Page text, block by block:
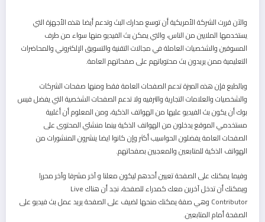
والآن قررت الشركة الأمريكية أن توسع مدارك البثوتدعم أيضا هذه الأجهزة التي
يستخدمها الملايين من الناس، والتي يمكن بث الفيديو منها سواء من طرف
المسوقين والشخصيات العاملة في مجالات التقنية والتسويق الإلكتروني والمحاضرات
التعليمية ممن يريدون بث محتوياتهم على صفحاتهم العامة.
وبالطبع فإن هذه الميزة تدعم الصفحات العامة فقط ومنها صفحات الشركات
والشخصيات والعلامات التجارية والترفيه ولا تدعم الصفحات الشخصية التي يفضل فيس
بوك أن يكون بث الفيديو عليها من الهواتف الذكية، ومن المعلوم أن أغلبية
مستخدمي الموقع يدخلون من الهواتف الذكية بينما منشئي المحتوى على
الصفحات العامة يفضلون الحواسيب أكثر وإن كانوا ايضا ينشرون المنشورات من
الهواتف الذكية للمتابعين والمعجبين بصفحاتهم.
وفيما يمكنك على الصفحة تعيين أحدهم ليكون معلنا و آخر مشرفا وآخر محررا
ويمكنك أن تدخل آخرين معك كمدراء للصفحة، نجد أن هناكLive
Contributor وهي صفة يمكنك منحها لضيف على الصفحة يريد عمل بث فيديو على
الصفحة أمام المتابعين.